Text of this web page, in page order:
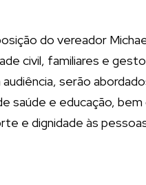
do vereador
civil, familiares e
serão
saúde e educação,
e dignidade às